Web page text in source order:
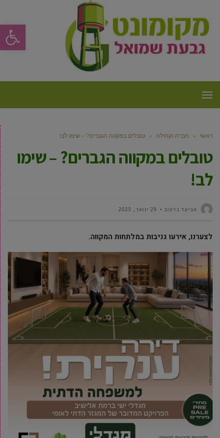
פתח
תפריט
ראשי » חברה וקהילה » טובלים במקווה הגברים? – שימו לב!
טובלים במקווה הגברים? – שימו
לב!
אביעד ברטוב 29 ינואר, 2025
לצערנו, אירעו גניבות במלתחות המקווה.